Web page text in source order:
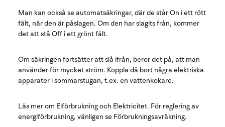
Man kan också se automatsäkringar, där de står On i ett rött
fält, när den är påslagen. Om den har slagits från, kommer
det att stå Off i ett grönt fält.
Om säkringen fortsätter att slå ifrån, beror det på, att man
använder för mycket ström. Koppla då bort några elektriska
apparater i sommarstugan, t.ex. en vattenkokare.
Läs mer om Elförbrukning och Elektricitet. För reglering av
energiförbrukning, vänligen se Förbrukningsavräkning.